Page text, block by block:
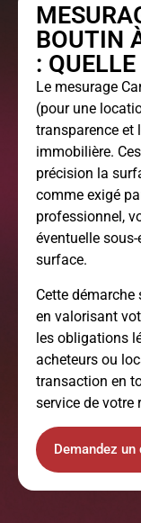
BOUTIN
:
Le mesurage
(pour une
transparence et
immobilière.
précision la
comme exigé
professionnel,
éventuelle
surface.
Cette
en valorisant
les obligations
acheteurs ou
transaction en
service de votre
Demandez un